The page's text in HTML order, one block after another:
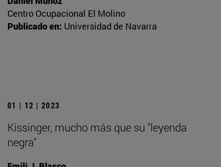
Centro Ocupacional El Molino
Publicado en: Universidad de Navarra
01 | 12 | 2023
Kissinger, mucho más que su "leyenda
negra"